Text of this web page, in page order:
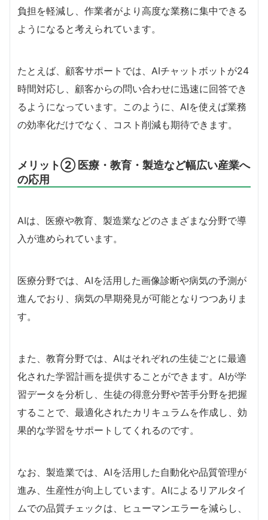
負担を軽減し、作業者がより高度な業務に集中できる
ようになると考えられています。
たとえば、顧客サポートでは、AIチャットボットが24
時間対応し、顧客からの問い合わせに迅速に回答でき
るようになっています。このように、AIを使えば業務
の効率化だけでなく、コスト削減も期待できます。
メリット② 医療・教育・製造など幅広い産業へ
の応用
AIは、医療や教育、製造業などのさまざまな分野で導
入が進められています。
医療分野では、AIを活用した画像診断や病気の予測が
進んでおり、病気の早期発見が可能となりつつありま
す。
また、教育分野では、AIはそれぞれの生徒ごとに最適
化された学習計画を提供することができます。AIが学
習データを分析し、生徒の得意分野や苦手分野を把握
することで、最適化されたカリキュラムを作成し、効
果的な学習をサポートしてくれるのです。
なお、製造業では、AIを活用した自動化や品質管理が
進み、生産性が向上しています。AIによるリアルタイ
ムでの品質チェックは、ヒューマンエラーを減らし、